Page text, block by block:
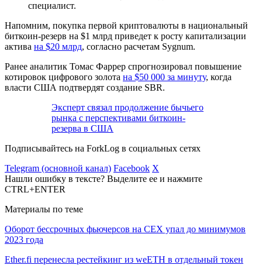
специалист.
Напомним, покупка первой криптовалюты в национальный
биткоин-резерв на $1 млрд приведет к росту капитализации
актива на $20 млрд, согласно расчетам Sygnum.
Ранее аналитик Томас Фаррер спрогнозировал повышение
котировок цифрового золота на $50 000 за минуту, когда
власти США подтвердят создание SBR.
Эксперт связал продолжение бычьего
рынка с перспективами биткоин-
резерва в США
Подписывайтесь на ForkLog в социальных сетях
Telegram (основной канал) Facebook X
Нашли ошибку в тексте? Выделите ее и нажмите
CTRL+ENTER
Материалы по теме
Оборот бессрочных фьючерсов на CEX упал до минимумов
2023 года
Ether.fi перенесла рестейкинг из weETH в отдельный токен